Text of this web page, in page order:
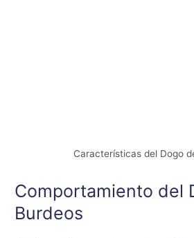
Características del Dogo
Comportamiento del
Burdeos